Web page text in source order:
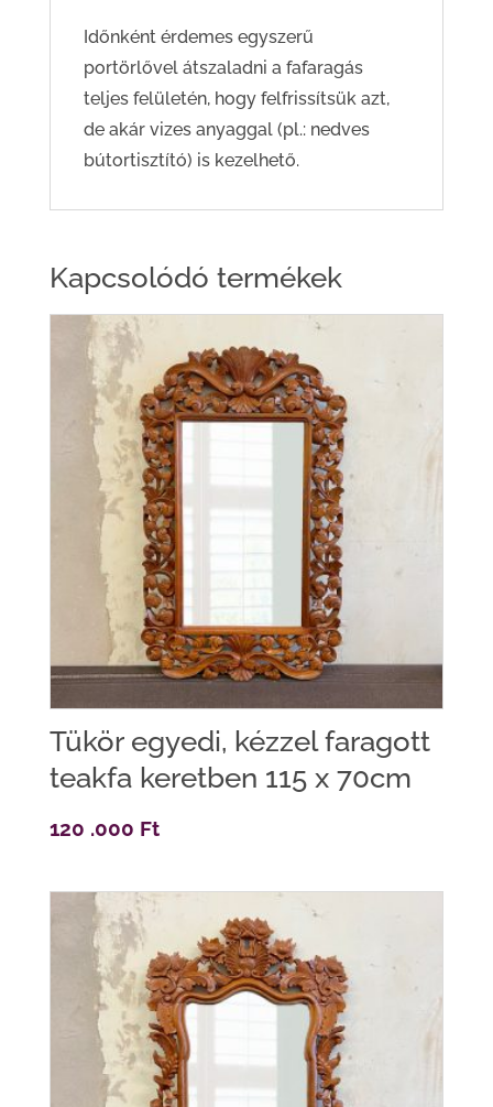
Időnként érdemes egyszerű
portörlővel átszaladni a fafaragás
teljes felületén, hogy felfrissítsük azt,
de akár vizes anyaggal (pl.: nedves
bútortisztító) is kezelhető.
Kapcsolódó termékek
Tükör egyedi, kézzel faragott
teakfa keretben 115 x 70cm
120 .000 Ft